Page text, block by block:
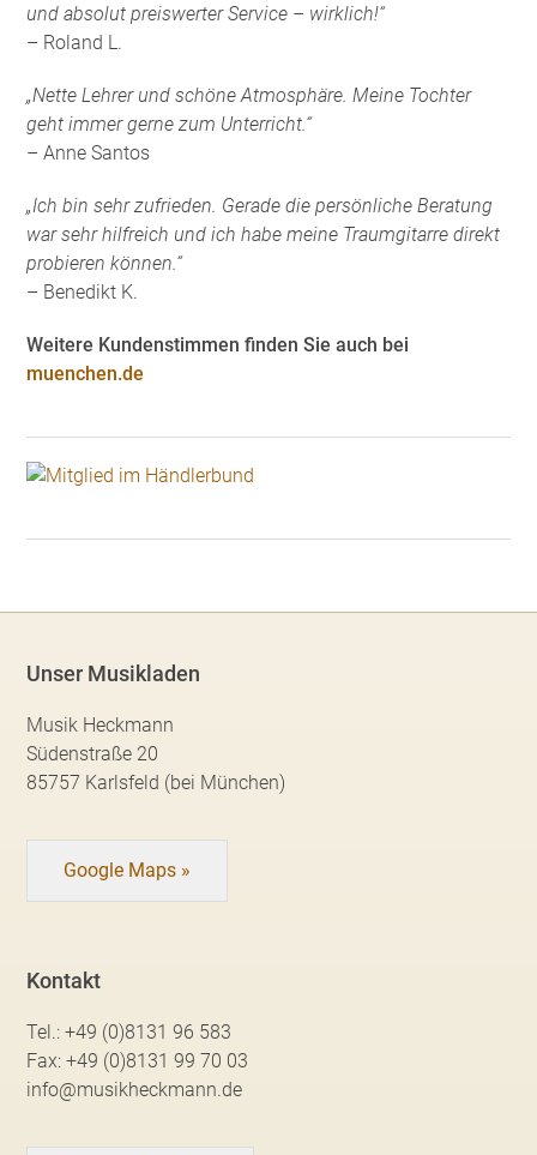
und absolut preiswerter Service – wirklich!“
– Roland L.
„Nette Lehrer und schöne Atmosphäre. Meine Tochter
geht immer gerne zum Unterricht.“
– Anne Santos
„Ich bin sehr zufrieden. Gerade die persönliche Beratung
war sehr hilfreich und ich habe meine Traumgitarre direkt
probieren können.“
– Benedikt K.
Weitere Kundenstimmen finden Sie auch bei
muenchen.de
Unser Musikladen
Musik Heckmann
Südenstraße 20
85757 Karlsfeld (bei München)
Google Maps »
Kontakt
Tel.:+49 (0)8131 96 583
Fax:+49 (0)8131 99 70 03
info@musikheckmann.de